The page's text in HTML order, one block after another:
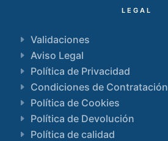
LEGAL
Validaciones
Aviso Legal
Política de Privacidad
Condiciones de Contratación
Política de Cookies
Política de Devolución
Política de calidad